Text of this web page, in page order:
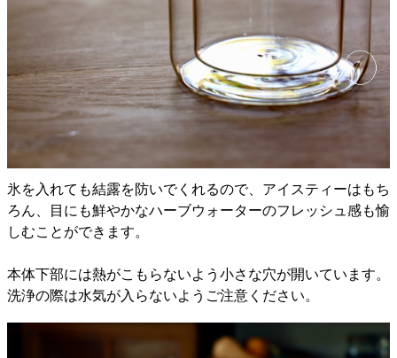
氷を入れても結露を防いでくれるので、アイスティーはもち
ろん、目にも鮮やかなハーブウォーターのフレッシュ感も愉
しむことができます。
本体下部には熱がこもらないよう小さな穴が開いています。
洗浄の際は水気が入らないようご注意ください。